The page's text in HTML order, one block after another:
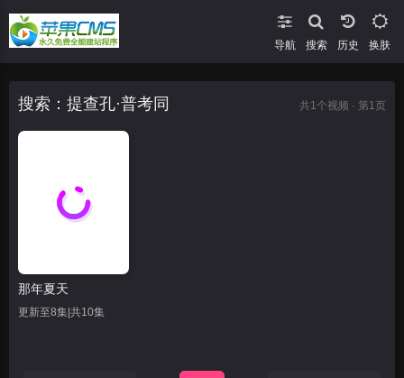
导航 搜索 换肤
搜索：提查孔·普考同 共1 个视频 · 第1页
那年夏天
更新至8集|共10集